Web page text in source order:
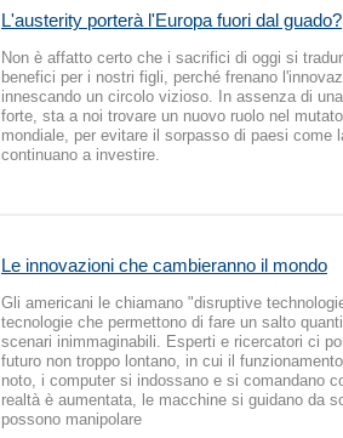
L'austerity porterà l'Europa fuori dal guado?
Non è affatto certo che i sacrifici di oggi si
benefici per i nostri figli, perché frenano
innescando un circolo vizioso. In assenza di
forte, sta a noi trovare un nuovo ruolo nel
mondiale, per evitare il sorpasso di paesi come
continuano a investire.
Le innovazioni che cambieranno il mondo
Gli americani le chiamano "disruptive
tecnologie che permettono di fare un salto
scenari inimmaginabili. Esperti e ricercatori ci
futuro non troppo lontano, in cui il
noto, i computer si indossano e si comandano
realtà è aumentata, le macchine si guidano da
possono manipolare